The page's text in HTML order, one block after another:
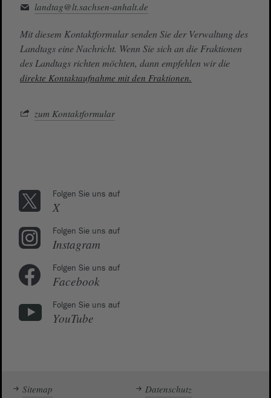
landtag@lt.sachsen-anhalt.de
Mit diesem Kontaktformular senden Sie der Verwaltung des
Landtags eine Nachricht. Wenn Sie sich an die Fraktionen
des Landtags richten möchten, dann empfehlen wir die
direkte Kontaktaufnahme mit den Fraktionen.
zum Kontaktformular
Folgen Sie uns auf
X
Folgen Sie uns auf
Instagram
Folgen Sie uns auf
Facebook
Folgen Sie uns auf
YouTube
Sitemap Datenschutz